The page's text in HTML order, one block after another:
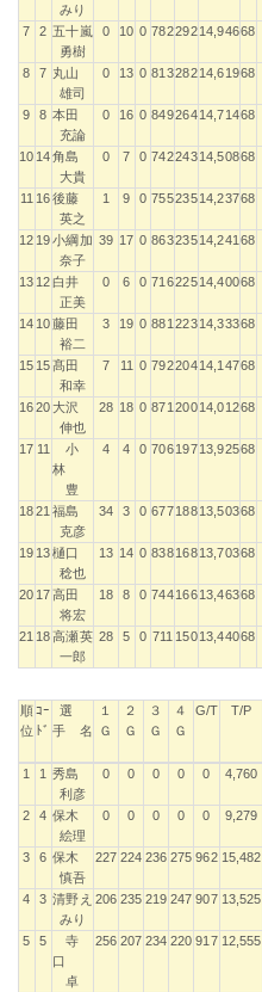
みり
7 2 五十嵐
勇樹
0 10 0 78229214,94668
8 7 丸山
雄司
0 13 0 81328214,61968
9 8 本田
充論
0 16 0 84926414,71468
10 14角島
大貴
0 7 0 74224314,50868
11 16後藤
英之
1 9 0 75523514,23768
12 19小綱加
奈子
39 17 0 86323514,241 68
13 12白井
正美
0 6 0 71622514,40068
14 10藤田
裕二
3 19 0 881 22314,33368
15 15髙田
和幸
7 11 0 79220414,14768
1620大沢
伸也
28 18 0 871 20014,01268
17 11
小
林
豊
4 4 0 70619713,92568
1821 福島
克彦
34 3 0 67718813,50368
19 13樋口
稔也
13 14 0 83816813,70368
20 17高田
将宏
18 8 0 74416613,46368
21 18高瀬英
一郎
28 5 0 711 15013,44068
順
位
ｺｰ
ﾄﾞ
選
手 名
１
Ｇ
２
Ｇ
３
Ｇ
４
Ｇ
G/T T/P
順
ｺｰ
選
手 名
１
２
３
４
G/T T/P
1 1
秀島
利彦
0 0 0 0 0 4,760
2 4 保木
絵理
0 0 0 0 0 9,279
3 6 保木
慎吾
227 224 236 275 962 15,482
4 3 清野え
みり
206 235 219 247 907 13,525
5 5
寺
口
卓
256 207 234 220 917 12,555